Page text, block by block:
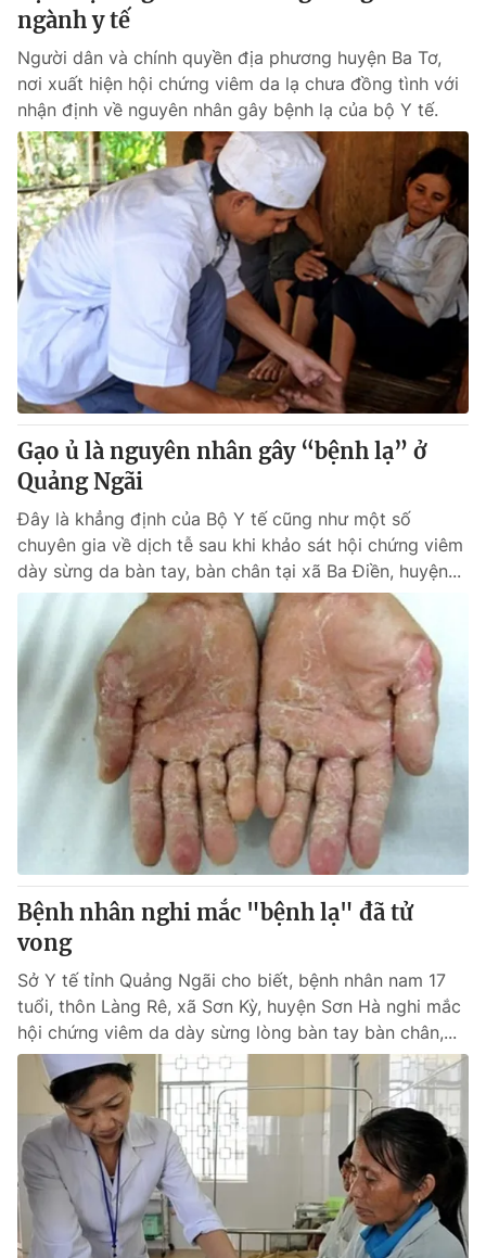
ngành y tế
Người dân và chính quyền địa phương huyện Ba Tơ,
nơi xuất hiện hội chứng viêm da lạ chưa đồng tình với
nhận định về nguyên nhân gây bệnh lạ của bộ Y tế.
Gạo ủ là nguyên nhân gây “bệnh lạ” ở
Quảng Ngãi
Đây là khẳng định của Bộ Y tế cũng như một số
chuyên gia về dịch tễ sau khi khảo sát hội chứng viêm
dày sừng da bàn tay, bàn chân tại xã Ba Điền, huyện...
Bệnh nhân nghi mắc "bệnh lạ" đã tử
vong
Sở Y tế tỉnh Quảng Ngãi cho biết, bệnh nhân nam 17
tuổi, thôn Làng Rê, xã Sơn Kỳ, huyện Sơn Hà nghi mắc
hội chứng viêm da dày sừng lòng bàn tay bàn chân,...